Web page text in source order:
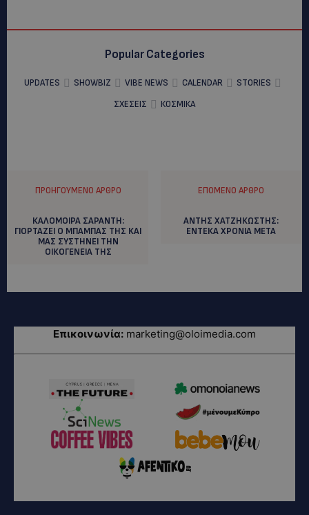
Popular Categories
UPDATES SHOWBIZ VIBE NEWS CALENDAR
STORIES
ΣΧΕΣΕΙΣ
ΚΟΣΜΙΚΑ
ΠΡΟΗΓΟΎΜΕΝΟ ΆΡΘΡΟ
ΚΑΛΟΜΟΙΡΑ ΣΑΡΑΝΤΗ:
ΓΙΟΡΤΑΖΕΙ Ο ΜΠΑΜΠΑΣ ΤΗΣ ΚΑΙ
ΜΑΣ ΣΥΣΤΗΝΕΙ ΤΗΝ
ΟΙΚΟΓΕΝΕΙΑ ΤΗΣ
ΕΠΌΜΕΝΟ ΆΡΘΡΟ
ANTHΣ ΧΑΤΖΗΚΩΣΤΗΣ:
ΕΝΤΕΚΑ ΧΡΟΝΙΑ ΜΕΤΑ
Επικοινωνία: marketing@oloimedia.com